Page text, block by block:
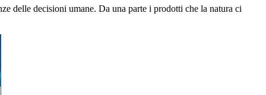
delle decisioni umane. Da una parte i prodotti che la natura ci